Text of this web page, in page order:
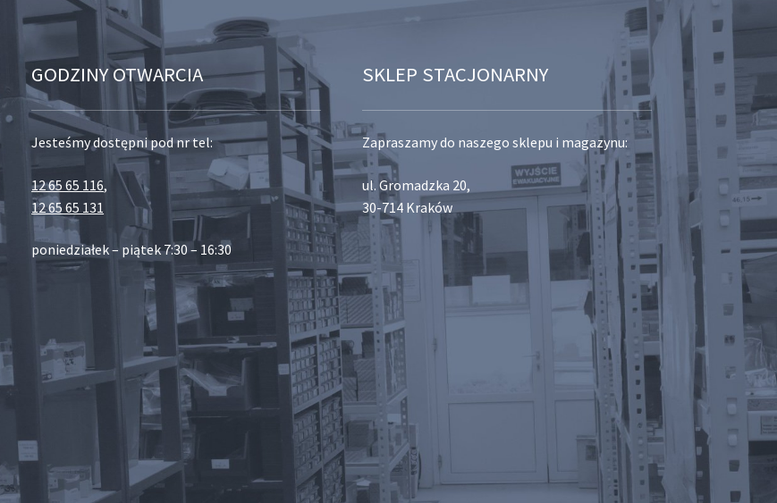
GODZINY OTWARCIA
Jesteśmy dostępni pod nr tel:
12 65 65 116,
12 65 65 131
poniedziałek – piątek 7:30 – 16:30
SKLEP STACJONARNY
Zapraszamy do naszego sklepu i magazynu:
ul. Gromadzka 20,
30-714 Kraków